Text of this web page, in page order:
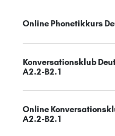
Online Phonetikkurs
Konversationsklub
A2.2-B2.1
Online
A2.2-B2.1